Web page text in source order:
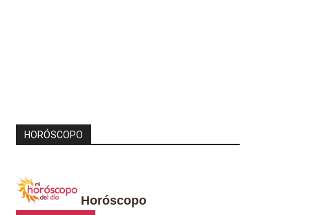
HORÓSCOPO
Horóscopo